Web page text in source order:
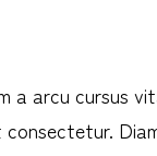
a arcu cursus